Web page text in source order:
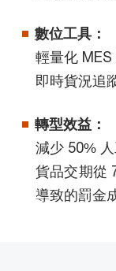
數位工具：
輕量化 MES
即時貨況追
轉型效益：
減少 50%
貨品交期從
導致的罰金